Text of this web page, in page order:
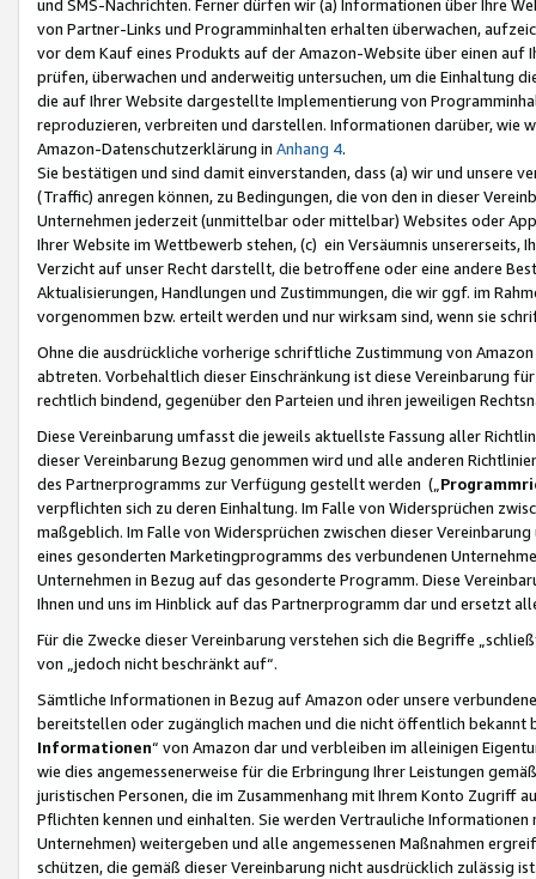
und SMS-Nachrichten. Ferner dürfen wir (a) Informationen über Ihre
von Partner-Links und Programminhalten erhalten überwachen,
vor dem Kauf eines Produkts auf der Amazon-Website über einen
prüfen, überwachen und anderweitig untersuchen, um die Einhaltung
die auf Ihrer Website dargestellte Implementierung von
reproduzieren, verbreiten und darstellen. Informationen darüber, wie
Amazon-Datenschutzerklärung in Anhang 4.
Sie bestätigen und sind damit einverstanden, dass (a) wir und
(Traffic) anregen können, zu Bedingungen, die von den in dieser
Unternehmen jederzeit (unmittelbar oder mittelbar) Websites oder
Ihrer Website im Wettbewerb stehen, (c) ein Versäumnis unsererseits,
Verzicht auf unser Recht darstellt, die betroffene oder eine andere
Aktualisierungen, Handlungen und Zustimmungen, die wir ggf. im
vorgenommen bzw. erteilt werden und nur wirksam sind, wenn sie
Ohne die ausdrückliche vorherige schriftliche Zustimmung von
abtreten. Vorbehaltlich dieser Einschränkung ist diese Vereinbarung
rechtlich bindend, gegenüber den Parteien und ihren jeweiligen
Diese Vereinbarung umfasst die jeweils aktuellste Fassung aller
dieser Vereinbarung Bezug genommen wird und alle anderen
des Partnerprogramms zur Verfügung gestellt werden („
verpflichten sich zu deren Einhaltung. Im Falle von Widersprüchen
maßgeblich. Im Falle von Widersprüchen zwischen dieser
eines gesonderten Marketingprogramms des verbundenen
Unternehmen in Bezug auf das gesonderte Programm. Diese
Ihnen und uns im Hinblick auf das Partnerprogramm dar und ersetzt
Für die Zwecke dieser Vereinbarung verstehen sich die Begriffe
von „jedoch nicht beschränkt auf“.
Sämtliche Informationen in Bezug auf Amazon oder unsere
bereitstellen oder zugänglich machen und die nicht öffentlich
Informationen“ von Amazon dar und verbleiben im alleinigen
wie dies angemessenerweise für die Erbringung Ihrer Leistungen
juristischen Personen, die im Zusammenhang mit Ihrem Konto
Pflichten kennen und einhalten. Sie werden Vertrauliche
Unternehmen) weitergeben und alle angemessenen Maßnahmen
schützen, die gemäß dieser Vereinbarung nicht ausdrücklich zulässig